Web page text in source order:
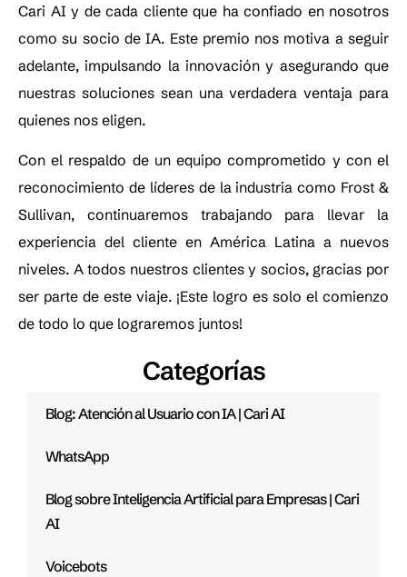
Cari AI y de cada cliente que ha confiado en nosotros
como su socio de IA. Este premio nos motiva a seguir
adelante, impulsando la innovación y asegurando que
nuestras soluciones sean una verdadera ventaja para
quienes nos eligen.
Con el respaldo de un equipo comprometido y con el
reconocimiento de líderes de la industria como Frost &
Sullivan, continuaremos trabajando para llevar la
experiencia del cliente en América Latina a nuevos
niveles. A todos nuestros clientes y socios, gracias por
ser parte de este viaje. ¡Este logro es solo el comienzo
de todo lo que lograremos juntos!
Categorías
Blog: Atención al Usuario con IA | Cari AI
WhatsApp
Blog sobre Inteligencia Artificial para Empresas | Cari
AI
Voicebots